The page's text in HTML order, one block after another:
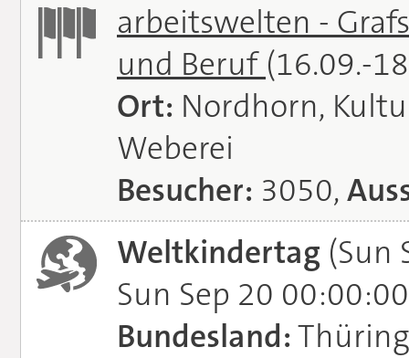
arbeitswelten -
und Beruf (16.09.-
Ort: Nordhorn,
Weberei
Besucher: 3050,
Weltkindertag (Sun
Sun Sep 20
Bundesland: